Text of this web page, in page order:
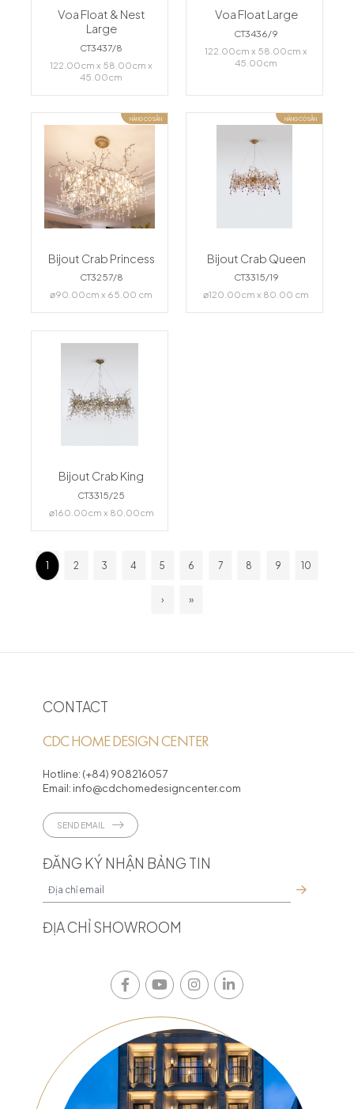
Voa Float & Nest
Large
CT3437/8
122.00cm x 58.00cm x
45.00cm
Voa Float Large
CT3436/9
122.00cm x 58.00cm x
45.00cm
HÀNG CÓ SẴN
Bijout Crab Princess
CT3257/8
⌀90.00cm x 65.00 cm
HÀNG CÓ SẴN
Bijout Crab Queen
CT3315/19
⌀120.00cm x 80.00 cm
Bijout Crab King
CT3315/25
⌀160.00cm x 80.00cm
1 2 3 4 5 6 7 8 9 10
› »
CONTACT
CDC HOME DESIGN CENTER
Hotline: (+84) 908216057
Email: info@cdchomedesigncenter.com
SEND EMAIL
ĐĂNG KÝ NHẬN BẢNG TIN
ĐỊA CHỈ SHOWROOM